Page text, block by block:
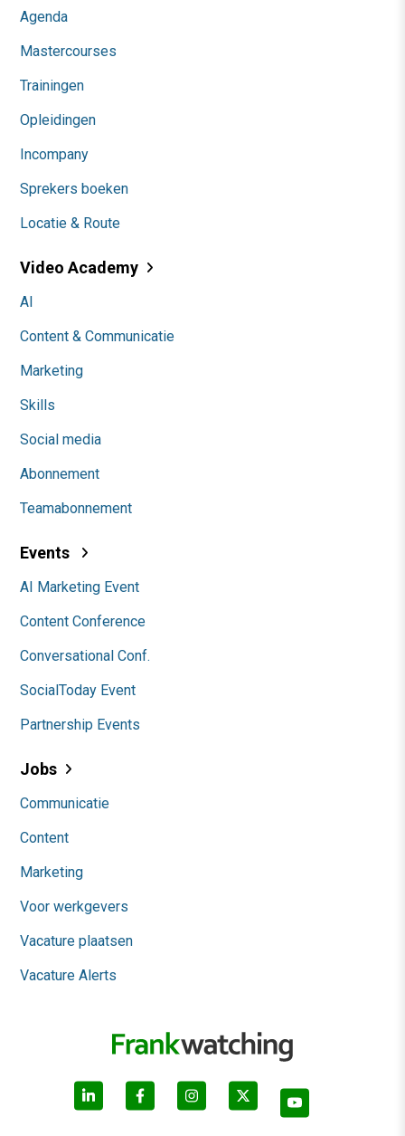
Agenda
Mastercourses
Trainingen
Opleidingen
Incompany
Sprekers boeken
Locatie & Route
Video Academy
AI
Content & Communicatie
Marketing
Skills
Social media
Abonnement
Teamabonnement
Events
AI Marketing Event
Content Conference
Conversational Conf.
SocialToday Event
Partnership Events
Jobs
Communicatie
Content
Marketing
Voor werkgevers
Vacature plaatsen
Vacature Alerts